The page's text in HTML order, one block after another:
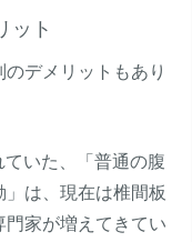
ット
デメリットもあり
いた、「普通の腹
は、現在は椎間板
家が増えてきてい